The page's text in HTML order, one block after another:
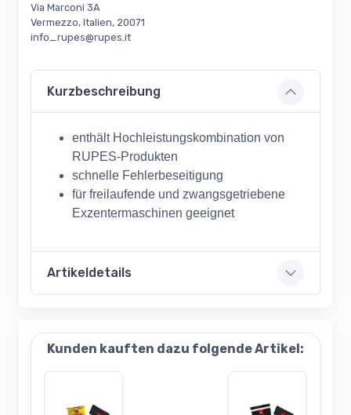
Via Marconi 3A
Vermezzo, Italien, 20071
info_rupes@rupes.it
Kurzbeschreibung
enthält Hochleistungskombination von
RUPES-Produkten
schnelle Fehlerbeseitigung
für freilaufende und zwangsgetriebene
Exzentermaschinen geeignet
Artikeldetails
Kunden kauften dazu folgende Artikel: